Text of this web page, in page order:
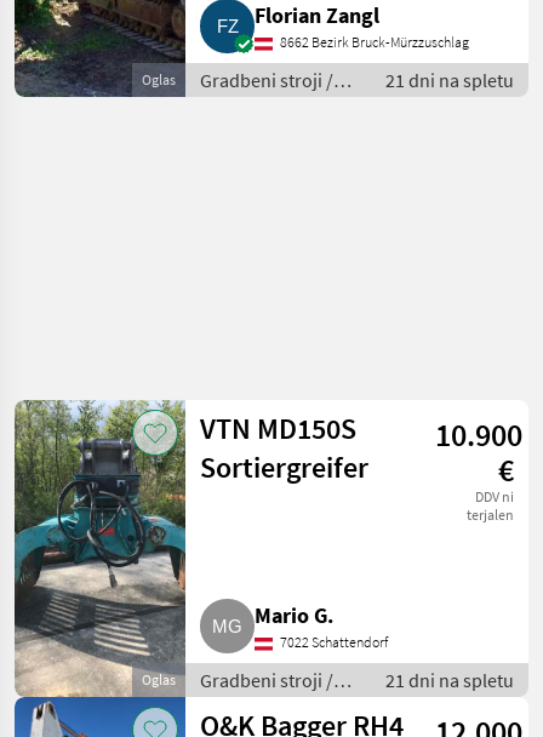
Oglas
Florian Zangl
8662 Bezirk Bruck-Mürzzuschlag
Gradbeni stroji /
Bager goseničar
21 dni na spletu
Oglas
VTN MD150S
Sortiergreifer
10.900
€
DDV ni
terjalen
Mario G.
7022 Schattendorf
Gradbeni stroji /
Bager goseničar
21 dni na spletu
O&K Bagger RH4